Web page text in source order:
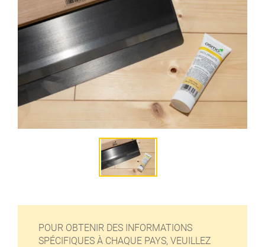
POUR OBTENIR DES INFORMATIONS
SPÉCIFIQUES À CHAQUE PAYS, VEUILLEZ